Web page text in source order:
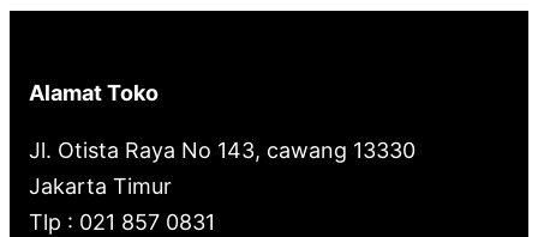
Alamat Toko
Jl. Otista Raya No 143, cawang 13330
Jakarta Timur
Tlp : 021 857 0831